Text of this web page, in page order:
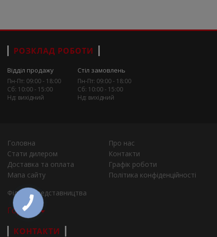
РОЗКЛАД РОБОТИ
Відділ продажу
Пн-Пт: 09:00 - 18:00
Сб: 10:00 - 15:00
Нд: вихідний
Стіл замовлень
Пн-Пт: 09:00 - 18:00
Сб: 10:00 - 15:00
Нд: вихідний
Головна
Про нас
Стати дилером
Контакти
Доставка та оплата
Графік роботи
Мапа сайту
Політика конфіденційності
Філії та представництва
Города
КОНТАКТИ